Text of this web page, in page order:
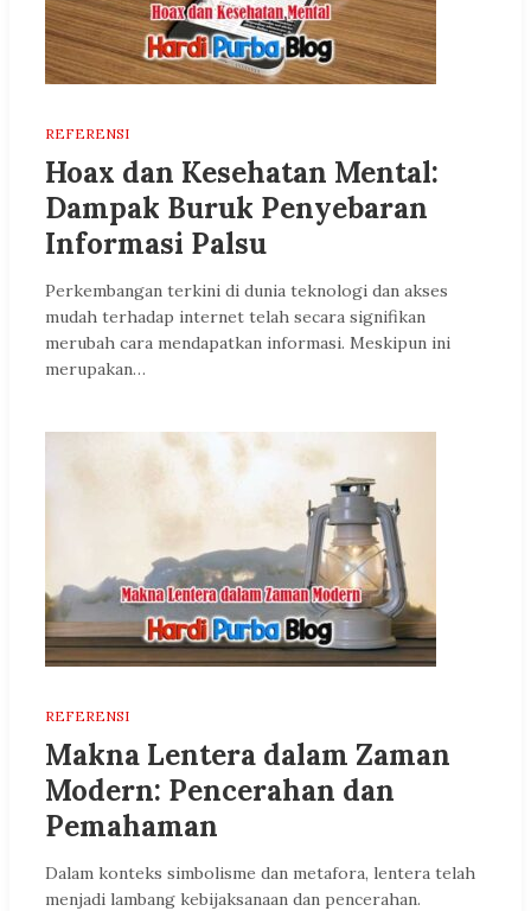
REFERENSI
Hoax dan Kesehatan Mental:
Dampak Buruk Penyebaran
Informasi Palsu
Perkembangan terkini di dunia teknologi dan akses
mudah terhadap internet telah secara signifikan
merubah cara mendapatkan informasi. Meskipun ini
merupakan…
REFERENSI
Makna Lentera dalam Zaman
Modern: Pencerahan dan
Pemahaman
Dalam konteks simbolisme dan metafora, lentera telah
menjadi lambang kebijaksanaan dan pencerahan.